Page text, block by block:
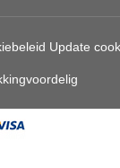
Update